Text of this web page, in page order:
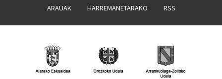
ARAUAK HARREMANETARAKO RSS